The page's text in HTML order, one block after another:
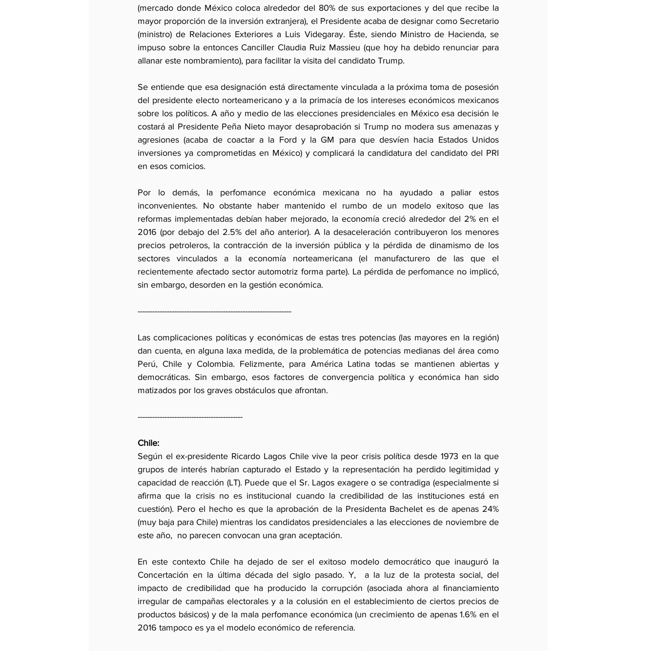
(mercado donde México coloca alrededor del 80% de sus exportaciones y del que recibe la
mayor proporción de la inversión extranjera), el Presidente acaba de designar como Secretario
(ministro) de Relaciones Exteriores a Luis Videgaray. Éste, siendo Ministro de Hacienda, se
impuso sobre la entonces Canciller Claudia Ruiz Massieu (que hoy ha debido renunciar para
allanar este nombramiento), para facilitar la visita del candidato Trump.
Se entiende que esa designación está directamente vinculada a la próxima toma de posesión
del presidente electo norteamericano y a la primacía de los intereses económicos mexicanos
sobre los políticos. A año y medio de las elecciones presidenciales en México esa decisión le
costará al Presidente Peña Nieto mayor desaprobación si Trump no modera sus amenazas y
agresiones (acaba de coactar a la Ford y la GM para que desvíen hacia Estados Unidos
inversiones ya comprometidas en México) y complicará la candidatura del candidato del PRI
en esos comicios.
Por lo demás, la perfomance económica mexicana no ha ayudado a paliar estos
inconvenientes. No obstante haber mantenido el rumbo de un modelo exitoso que las
reformas implementadas debían haber mejorado, la economía creció alrededor del 2% en el
2016 (por debajo del 2.5% del año anterior). A la desaceleración contribuyeron los menores
precios petroleros, la contracción de la inversión pública y la pérdida de dinamismo de los
sectores vinculados a la economía norteamericana (el manufacturero de las que el
recientemente afectado sector automotriz forma parte). La pérdida de perfomance no implicó,
sin embargo, desorden en la gestión económica.
---------------------------------------------------------------
Las complicaciones políticas y económicas de estas tres potencias (las mayores en la región)
dan cuenta, en alguna laxa medida, de la problemática de potencias medianas del área como
Perú, Chile y Colombia. Felizmente, para América Latina todas se mantienen abiertas y
democráticas. Sin embargo, esos factores de convergencia política y económica han sido
matizados por los graves obstáculos que afrontan.
-------------------------------------------
Chile:
Según el ex-presidente Ricardo Lagos Chile vive la peor crisis política desde 1973 en la que
grupos de interés habrían capturado el Estado y la representación ha perdido legitimidad y
capacidad de reacción (LT). Puede que el Sr. Lagos exagere o se contradiga (especialmente si
afirma que la crisis no es institucional cuando la credibilidad de las instituciones está en
cuestión). Pero el hecho es que la aprobación de la Presidenta Bachelet es de apenas 24%
(muy baja para Chile) mientras los candidatos presidenciales a las elecciones de noviembre de
este año,  no parecen convocan una gran aceptación.
En este contexto Chile ha dejado de ser el exitoso modelo democrático que inauguró la
Concertación en la última década del siglo pasado. Y,  a la luz de la protesta social, del
impacto de credibilidad que ha producido la corrupción (asociada ahora al financiamiento
irregular de campañas electorales y a la colusión en el establecimiento de ciertos precios de
productos básicos) y de la mala perfomance económica (un crecimiento de apenas 1.6% en el
2016 tampoco es ya el modelo económico de referencia.